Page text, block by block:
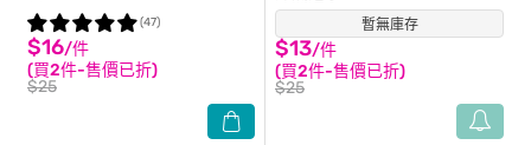
$16/件
(買2件-售價已折)
$25
(47) 暫無庫存
$13/件
(買2件-售價已折)
$25
(41)